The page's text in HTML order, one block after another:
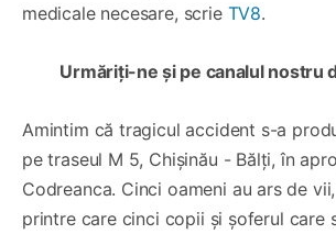
medicale necesare, scrie TV8.
Urmăriți-ne și pe canalul nostru
Amintim că tragicul accident s-a
pe traseul M 5, Chișinău - Bălți, în
Codreanca. Cinci oameni au ars de
printre care cinci copii și șoferul care